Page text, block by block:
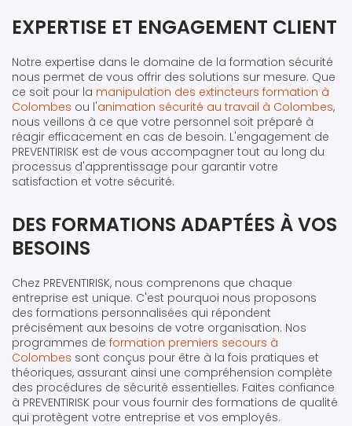
EXPERTISE ET ENGAGEMENT CLIENT
Notre expertise dans le domaine de la formation sécurité
nous permet de vous offrir des solutions sur mesure. Que
ce soit pour la manipulation des extincteurs formation à
Colombes ou l'animation sécurité au travail à Colombes,
nous veillons à ce que votre personnel soit préparé à
réagir efficacement en cas de besoin. L'engagement de
PREVENTIRISK est de vous accompagner tout au long du
processus d'apprentissage pour garantir votre
satisfaction et votre sécurité.
DES FORMATIONS ADAPTÉES À VOS
BESOINS
Chez PREVENTIRISK, nous comprenons que chaque
entreprise est unique. C'est pourquoi nous proposons
des formations personnalisées qui répondent
précisément aux besoins de votre organisation. Nos
programmes de formation premiers secours à
Colombes sont conçus pour être à la fois pratiques et
théoriques, assurant ainsi une compréhension complète
des procédures de sécurité essentielles. Faites confiance
à PREVENTIRISK pour vous fournir des formations de qualité
qui protègent votre entreprise et vos employés.